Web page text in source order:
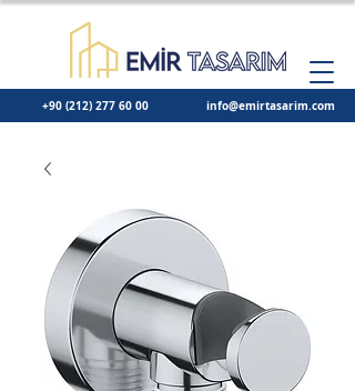
+90 (212) 277 60 00 info@emirtasarim.com